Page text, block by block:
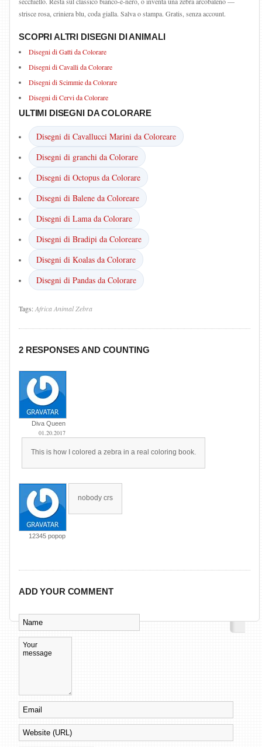
strisce rosa, criniera blu, coda gialla. Salva o stampa. Gratis, senza account.
SCOPRI ALTRI DISEGNI DI ANIMALI
Disegni di Gatti da Colorare
Disegni di Cavalli da Colorare
Disegni di Scimmie da Colorare
Disegni di Cervi da Colorare
ULTIMI DISEGNI DA COLORARE
Disegni di Cavallucci Marini da Coloreare
Disegni di granchi da Colorare
Disegni di Octopus da Colorare
Disegni di Balene da Coloreare
Disegni di Lama da Colorare
Disegni di Bradipi da Coloreare
Disegni di Koalas da Colorare
Disegni di Pandas da Colorare
Tags:AfricaAnimal Zebra
2 RESPONSES AND COUNTING
Diva Queen
01.20.2017
This is how I colored a zebra in a real coloring book.
12345 popop
nobody crs
ADD YOUR COMMENT